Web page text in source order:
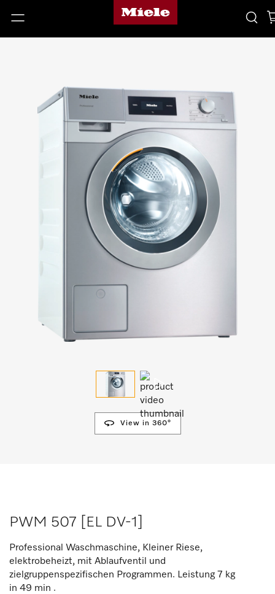
View in 360°
PWM 507 [EL DV-1]
Professional Waschmaschine, Kleiner Riese,
elektrobeheizt, mit Ablaufventil und
zielgruppenspezifischen Programmen. Leistung 7 kg
in 49 min .